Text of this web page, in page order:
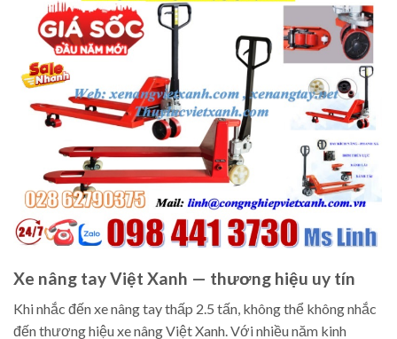
Xe nâng tay Việt Xanh — thương hiệu uy tín
Khi nhắc đến xe nâng tay thấp 2.5 tấn, không thể không nhắc
đến thương hiệu xe nâng Việt Xanh. Với nhiều năm kinh